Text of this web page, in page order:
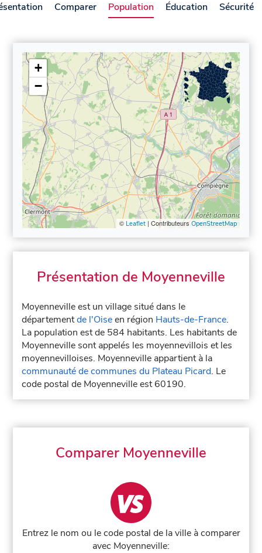
Comparer Population Éducation Sécurité
+
−
© Leaflet| Contributeurs OpenStreetMap
Présentation de Moyenneville
Moyenneville est un village situé dans le
départementde l'Oiseen région Hauts-de-France.
La population est de 584 habitants. Les habitants de
Moyenneville sont appelés les moyennevillois et les
moyennevilloises. Moyenneville appartient à la
communauté de communes du Plateau Picard. Le
code postal de Moyenneville est 60190.
Comparer Moyenneville
Entrez le nom ou le code postal de la ville à comparer
avec Moyenneville: